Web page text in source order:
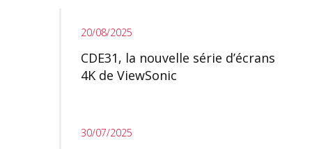
20/08/2025
CDE31, la nouvelle série d’écrans
4K de ViewSonic
30/07/2025